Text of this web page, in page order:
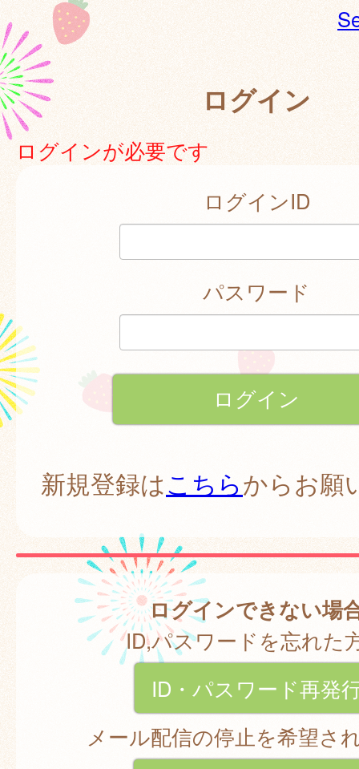
ログイン
ログインが必要です
ログインID
パスワード
新規登録はこちらからお願
ログインできない場
ID,パスワードを忘れた
ID・パスワード再発
メール配信の停止を希望さ